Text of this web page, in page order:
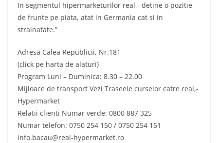
In segmentul hipermarketurilor real,- detine o pozitie
de frunte pe piata, atat in Germania cat si in
strainatate.”
Adresa Calea Republicii, Nr.181
(click pe harta de alaturi)
Program Luni – Duminica: 8.30 – 22.00
Mijloace de transport Vezi Traseele curselor catre real,-
Hypermarket
Relatii clienti Numar verde: 0800 887 325
Numar telefon: 0750 254 150 / 0750 254 151
info.bacau@real-hypermarket.ro